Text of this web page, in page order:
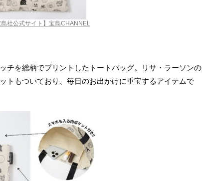
島社公式サイト】宝島CHANNEL
チを総柄でプリントしたトートバッグ。リサ・ラーソンの
トもついており、毎日のお出かけに重宝するアイテムで